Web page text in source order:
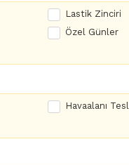
Lastik Zinciri
Özel Günler
Havaalanı